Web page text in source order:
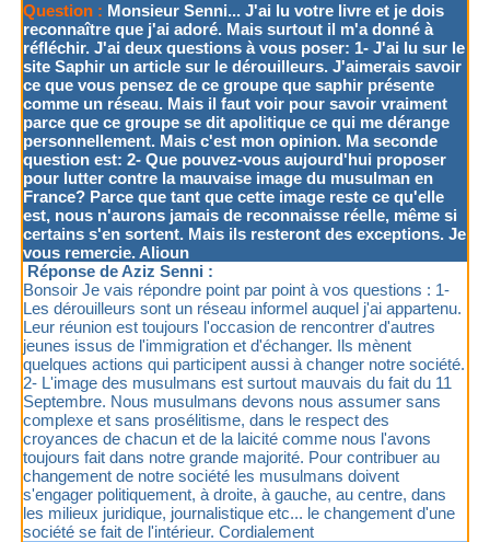
Question : Monsieur Senni... J'ai lu votre livre et je dois
reconnaître que j'ai adoré. Mais surtout il m'a donné à
réfléchir. J'ai deux questions à vous poser: 1- J'ai lu sur le
site Saphir un article sur le dérouilleurs. J'aimerais savoir
ce que vous pensez de ce groupe que saphir présente
comme un réseau. Mais il faut voir pour savoir vraiment
parce que ce groupe se dit apolitique ce qui me dérange
personnellement. Mais c'est mon opinion. Ma seconde
question est: 2- Que pouvez-vous aujourd'hui proposer
pour lutter contre la mauvaise image du musulman en
France? Parce que tant que cette image reste ce qu'elle
est, nous n'aurons jamais de reconnaisse réelle, même si
certains s'en sortent. Mais ils resteront des exceptions. Je
vous remercie. Alioun
Réponse de Aziz Senni :
Bonsoir Je vais répondre point par point à vos questions : 1-
Les dérouilleurs sont un réseau informel auquel j'ai appartenu.
Leur réunion est toujours l'occasion de rencontrer d'autres
jeunes issus de l'immigration et d'échanger. Ils mènent
quelques actions qui participent aussi à changer notre société.
2- L'image des musulmans est surtout mauvais du fait du 11
Septembre. Nous musulmans devons nous assumer sans
complexe et sans prosélitisme, dans le respect des
croyances de chacun et de la laicité comme nous l'avons
toujours fait dans notre grande majorité. Pour contribuer au
changement de notre société les musulmans doivent
s'engager politiquement, à droite, à gauche, au centre, dans
les milieux juridique, journalistique etc... le changement d'une
société se fait de l'intérieur. Cordialement